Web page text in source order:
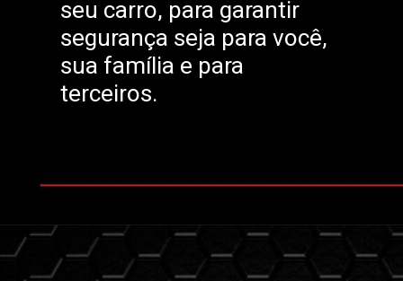
seu carro, para garantir
segurança seja para você,
sua família e para
terceiros.